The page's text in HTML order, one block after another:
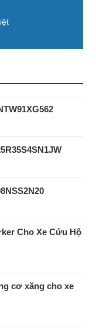
Cho Xe Cứu Hộ
cơ xăng cho xe